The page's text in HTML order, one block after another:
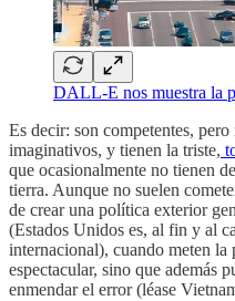
DALL-E nos muestra la
Es decir: son competentes,
imaginativos, y tienen la triste,
que ocasionalmente no tienen
tierra. Aunque no suelen
de crear una política exterior
(Estados Unidos es, al fin y al
internacional), cuando meten la
espectacular, sino que además
enmendar el error (léase